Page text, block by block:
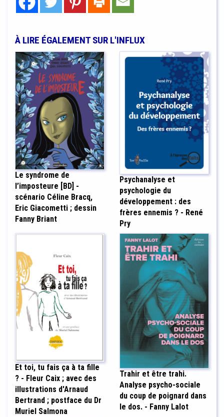
À LIRE ÉGALEMENT SUR L'INFLUX
Le syndrome de
l’imposteure [BD] -
scénario Céline Bracq,
Eric Giacometti ; dessin
Fanny Briant
Psychanalyse et
psychologie du
développement : des
frères ennemis ? - René
Pry
Et toi, tu fais ça à ta fille
? - Fleur Caix ; avec des
illustrations d'Arnaud
Bertrand ; postface du Dr
Muriel Salmona
Trahir et être trahi.
Analyse psycho-sociale
du coup de poignard dans
le dos. - Fanny Lalot